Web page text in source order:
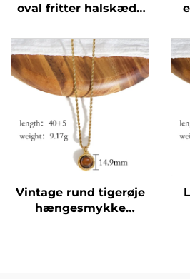
oval fritter halskæde
dag gave
Vintage rund tigerøje
hængesmykke